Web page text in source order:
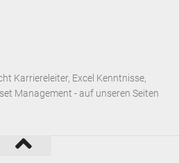
Karriereleiter, Excel Kenntnisse,
Management - auf unseren Seiten